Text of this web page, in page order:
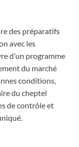
des préparatifs
avec les
d’un programme
du marché
conditions,
du cheptel
de contrôle et